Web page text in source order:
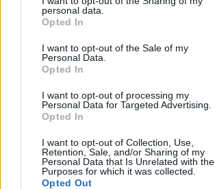
personal data.
Opted In
I want to opt-out of the Sale of my
Personal Data.
Opted In
I want to opt-out of processing my
Personal Data for Targeted Advertising.
Opted In
I want to opt-out of Collection, Use,
Retention, Sale, and/or Sharing of my
Personal Data that Is Unrelated with the
Purposes for which it was collected.
Opted Out
Αποδέχομαι τους
και την πολιτική απορρήτου
X